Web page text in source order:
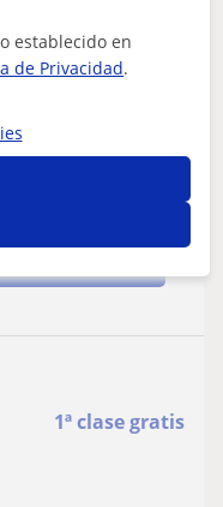
de
con
hasta bachillerato.
1ª clase gratis
establecido en
de Privacidad.